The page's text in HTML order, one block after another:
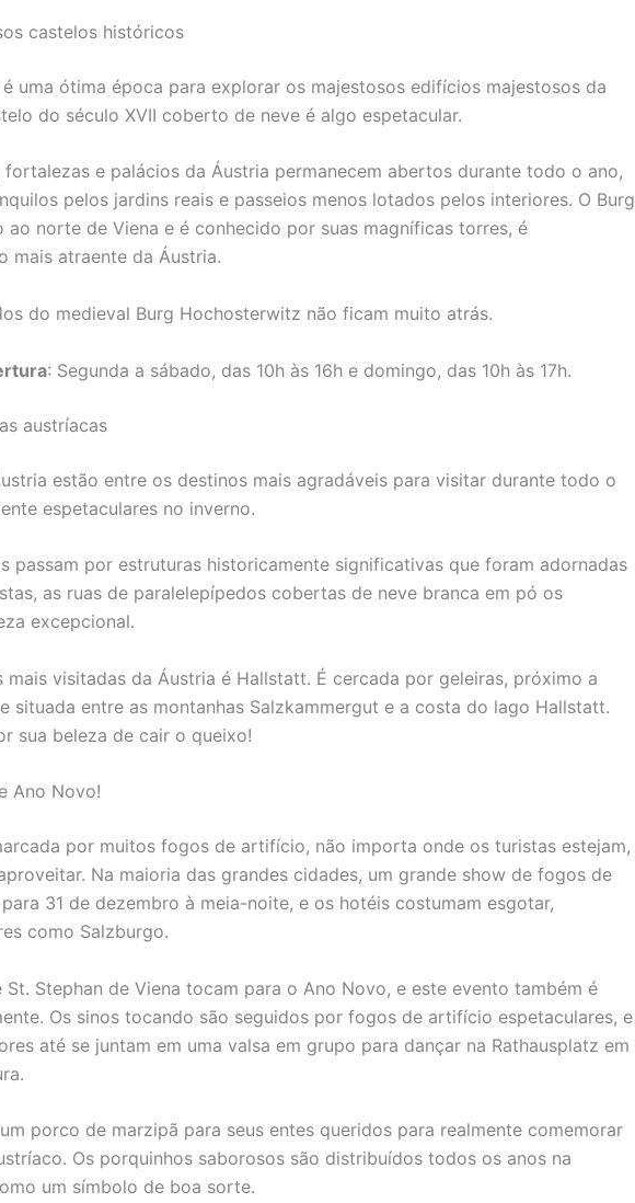
castelos históricos
uma ótima época para explorar os majestosos edifícios majestosos da
do século XVII coberto de neve é ​​algo espetacular.
fortalezas e palácios da Áustria permanecem abertos durante todo o ano,
pelos jardins reais e passeios menos lotados pelos interiores. O Burg
ao norte de Viena e é conhecido por suas magníficas torres, é
mais atraente da Áustria.
do medieval Burg Hochosterwitz não ficam muito atrás.
: Segunda a sábado, das 10h às 16h e domingo, das 10h às 17h.
austríacas
estão entre os destinos mais agradáveis ​​para visitar durante todo o
espetaculares no inverno.
passam por estruturas historicamente significativas que foram adornadas
as ruas de paralelepípedos cobertas de neve branca em pó os
excepcional.
mais visitadas da Áustria é Hallstatt. É cercada por geleiras, próximo a
situada entre as montanhas Salzkammergut e a costa do lago Hallstatt.
sua beleza de cair o queixo!
Ano Novo!
por muitos fogos de artifício, não importa onde os turistas estejam,
Na maioria das grandes cidades, um grande show de fogos de
31 de dezembro à meia-noite, e os hotéis costumam esgotar,
como Salzburgo.
St. Stephan de Viena tocam para o Ano Novo, e este evento também é
Os sinos tocando são seguidos por fogos de artifício espetaculares, e
até se juntam em uma valsa em grupo para dançar na Rathausplatz em
porco de marzipã para seus entes queridos para realmente comemorar
Os porquinhos saborosos são distribuídos todos os anos na
um símbolo de boa sorte.